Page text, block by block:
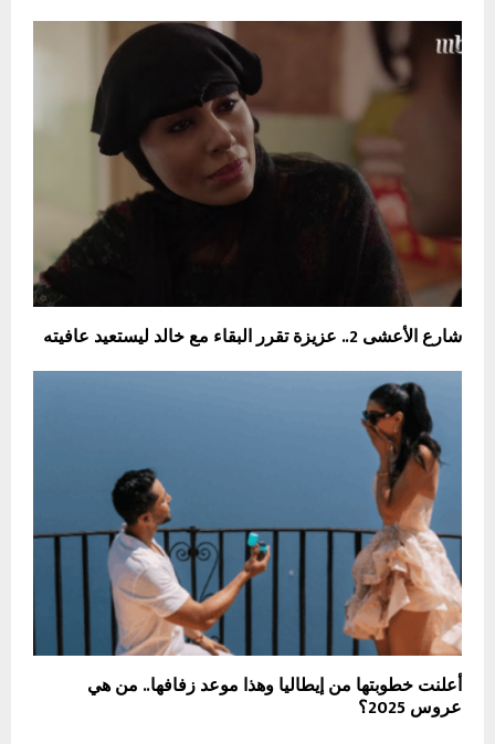
شارع الأعشى 2.. عزيزة تقرر البقاء مع خالد ليستعيد عافيته
أعلنت خطوبتها من إيطاليا وهذا موعد زفافها.. من هي
عروس 2025؟